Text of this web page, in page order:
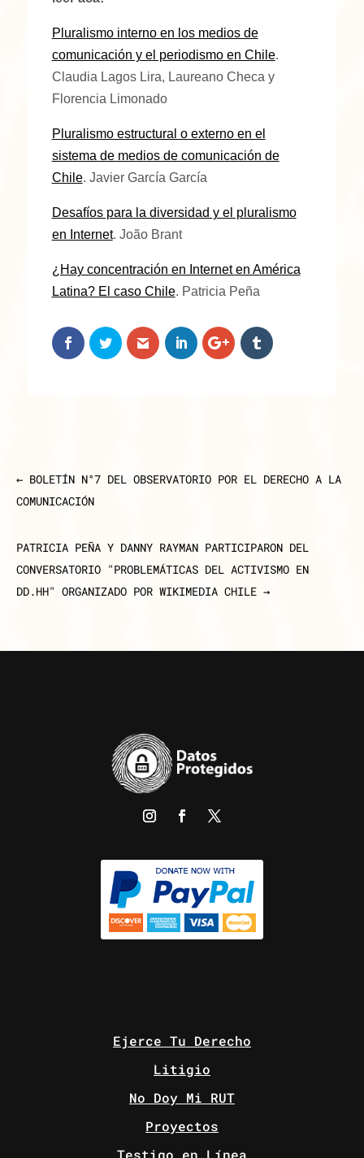
Pluralismo interno en los medios de
comunicación y el periodismo en Chile.
Claudia Lagos Lira, Laureano Checa y
Florencia Limonado
Pluralismo estructural o externo en el
sistema de medios de comunicación de
Chile. Javier García García
Desafíos para la diversidad y el pluralismo
en Internet. João Brant
¿Hay concentración en Internet en América
Latina? El caso Chile. Patricia Peña
← BOLETÍN N°7 DEL OBSERVATORIO POR EL DERECHO A LA
COMUNICACIÓN
PATRICIA PEÑA Y DANNY RAYMAN PARTICIPARON DEL
CONVERSATORIO "PROBLEMÁTICAS DEL ACTIVISMO EN
DD.HH" ORGANIZADO POR WIKIMEDIA CHILE →
Ejerce Tu Derecho
Litigio
No Doy Mi RUT
Proyectos
Testigo en Línea